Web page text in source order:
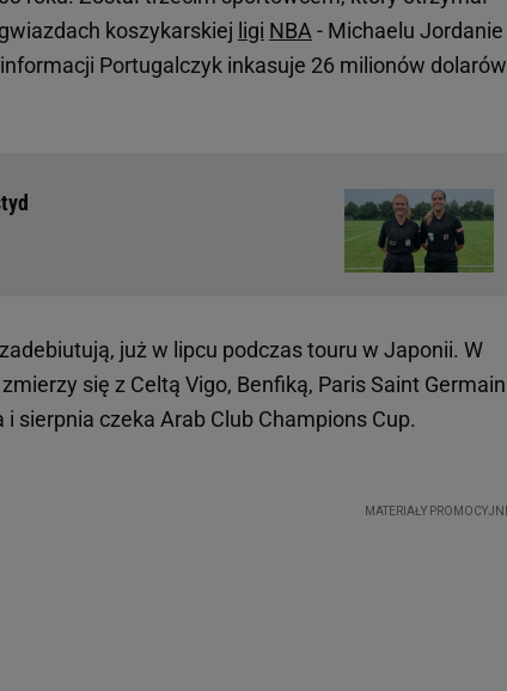
koszykarskiej ligi NBA - Michaelu Jordanie
Portugalczyk inkasuje 26 milionów dolarów
już w lipcu podczas touru w Japonii. W
się z Celtą Vigo, Benfiką, Paris Saint Germain
sierpnia czeka Arab Club Champions Cup.